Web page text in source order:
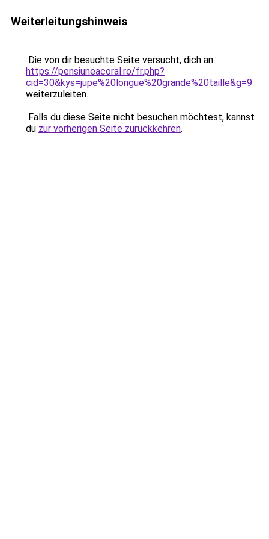
Weiterleitungshinweis
Die von dir besuchte Seite versucht, dich an
https://pensiuneacoral.ro/fr.php?
cid=30&kys=jupe%20longue%20grande%20taille&g=9
weiterzuleiten.
Falls du diese Seite nicht besuchen möchtest, kannst
du zur vorherigen Seite zurückkehren.